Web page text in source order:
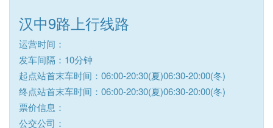
汉中9路上行线路
运营时间：
发车间隔：10分钟
起点站首末车时间：06:00-20:30(夏)06:30-20:00(冬)
终点站首末车时间：06:00-20:30(夏)06:30-20:00(冬)
票价信息：
公交公司：